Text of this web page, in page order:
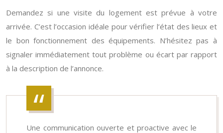
Demandez si une visite du logement est prévue à votre
arrivée. C’est l’occasion idéale pour vérifier l’état des lieux et
le bon fonctionnement des équipements. N’hésitez pas à
signaler immédiatement tout problème ou écart par rapport
à la description de l’annonce.
Une communication ouverte et proactive avec le